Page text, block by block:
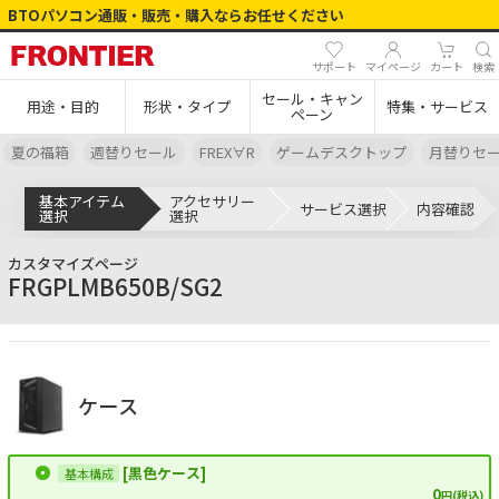
BTOパソコン通販・販売・購入ならお任せください
サポート マイページ カート 検索
用途・目的 形状・タイプ セール・キャン
ペーン 特集・サービス
夏の福箱 週替りセール FREX∀R ゲームデスクトップ 月替りセ
基本アイテム
選択
アクセサリー
選択 サービス選択 内容確認
カスタマイズページ
FRGPLMB650B/SG2
ケース
[黒色ケース]
0円(税込)